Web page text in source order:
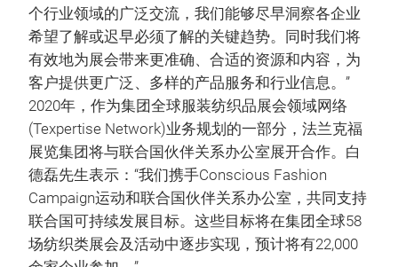
个行业领域的广泛交流，我们能够尽早洞察各企业
希望了解或迟早必须了解的关键趋势。同时我们将
有效地为展会带来更准确、合适的资源和内容，为
客户提供更广泛、多样的产品服务和行业信息。”
2020年，作为集团全球服装纺织品展会领域网络
(Texpertise Network)业务规划的一部分，法兰克福
展览集团将与联合国伙伴关系办公室展开合作。白
德磊先生表示：“我们携手Conscious Fashion
Campaign运动和联合国伙伴关系办公室，共同支持
联合国可持续发展目标。这些目标将在集团全球58
场纺织类展会及活动中逐步实现，预计将有22,000